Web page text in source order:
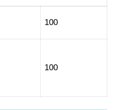
100
100